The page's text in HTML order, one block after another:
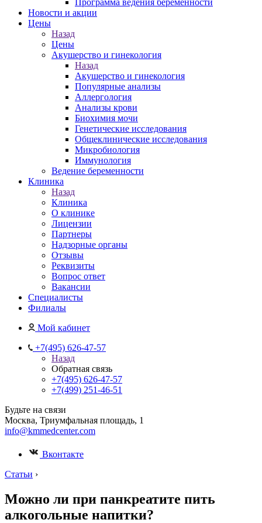
Программа ведения беременности
Новости и акции
Цены
Назад
Цены
Акушерство и гинекология
Назад
Акушерство и гинекология
Популярные анализы
Аллергология
Анализы крови
Биохимия мочи
Генетические исследования
Общеклинические исследования
Микробиология
Иммунология
Ведение беременности
Клиника
Назад
Клиника
О клинике
Лицензии
Партнеры
Надзорные органы
Отзывы
Реквизиты
Вопрос ответ
Вакансии
Специалисты
Филиалы
Мой кабинет
+7(495) 626-47-57
Назад
Обратная связь
+7(495) 626-47-57
+7(499) 251-46-51
Будьте на связи
Москва, Триумфальная площадь, 1
info@kmmedcenter.com
Вконтакте
Статьи ›
Можно ли при панкреатите пить
алкогольные напитки?